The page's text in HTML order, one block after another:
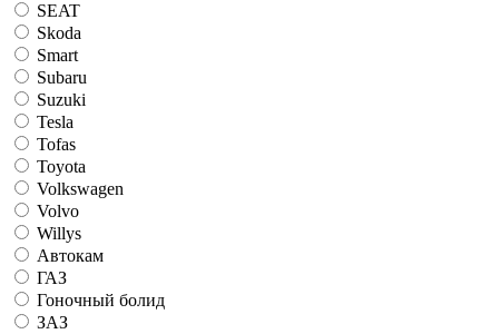
SEAT
Skoda
Smart
Subaru
Suzuki
Tesla
Tofas
Toyota
Volkswagen
Volvo
Willys
Автокам
ГАЗ
Гоночный болид
ЗАЗ